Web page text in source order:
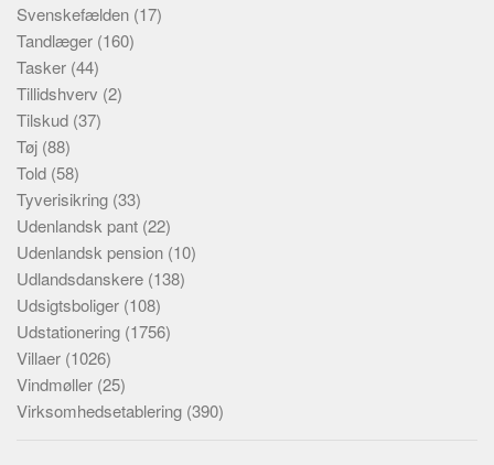
Svenskefælden (17)
Tandlæger (160)
Tasker (44)
Tillidshverv (2)
Tilskud (37)
Tøj (88)
Told (58)
Tyverisikring (33)
Udenlandsk pant (22)
Udenlandsk pension (10)
Udlandsdanskere (138)
Udsigtsboliger (108)
Udstationering (1756)
Villaer (1026)
Vindmøller (25)
Virksomhedsetablering (390)